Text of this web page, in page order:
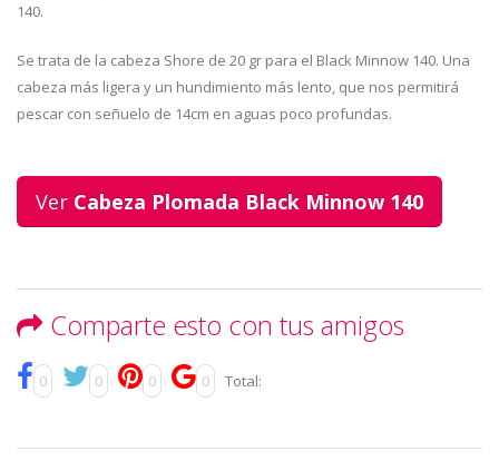
140.
Se trata de la cabeza Shore de 20 gr para el Black Minnow 140. Una
cabeza más ligera y un hundimiento más lento, que nos permitirá
pescar con señuelo de 14cm en aguas poco profundas.
Ver Cabeza Plomada Black Minnow 140
Comparte esto con tus amigos
0 0 0 0 Total: